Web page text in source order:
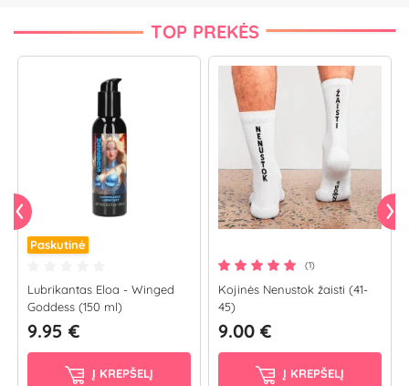
TOP PREKĖS
Paskutinė
Lubrikantas Eloa - Winged
Goddess (150 ml)
9.95 €
Į KREPŠELĮ
(1)
Kojinės Nenustok žaisti (41-
45)
9.00 €
Į KREPŠELĮ